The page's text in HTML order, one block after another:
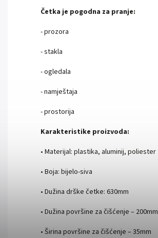
Četka je pogodna za pranje:
- prozora
- stakla
- ogledala
- namještaja
- prostorija
Karakteristike proizvoda:
• Materijal: plastika, aluminij, poliester
• Boja: bijelo-siva
• Dužina drške četke: 630mm
• Dužina površine za čišćenje – 200mm
• Širina površine za čišćenje – 35mm